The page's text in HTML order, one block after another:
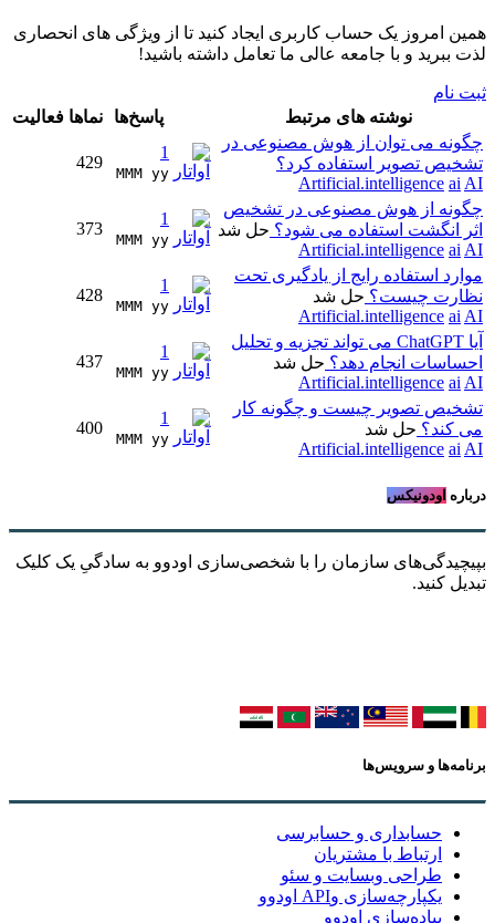
همین امروز یک حساب کاربری ایجاد کنید تا از ویژگی های انحصاری
لذت ببرید و با جامعه عالی ما تعامل داشته باشید!
ثبت نام
نوشته های مرتبط
پاسخ‌ها نماها فعالیت
چگونه می توان از هوش مصنوعی در
تشخیص تصویر استفاده کرد؟
Artificial.intelligence ai AI
1
MMM yy
429
چگونه از هوش مصنوعی در تشخیص
اثر انگشت استفاده می شود؟ حل شد
Artificial.intelligence ai AI
1
MMM yy
373
موارد استفاده رایج از یادگیری تحت
نظارت چیست؟ حل شد
Artificial.intelligence ai AI
1
MMM yy
428
آیا ChatGPT می تواند تجزیه و تحلیل
احساسات انجام دهد؟ حل شد
Artificial.intelligence ai AI
1
MMM yy
437
تشخیص تصویر چیست و چگونه کار
می کند؟ حل شد
Artificial.intelligence ai AI
1
MMM yy
400
درباره اودونیکس
بپیچیدگی‌های سازمان را با شخصی‌سازی اودوو به سادگیِ یک کلیک
تبدیل کنید.
برنامه‌ها و سرویس‌ها
حسابداری و حسابرسی
ارتباط با مشتریان
طراحی وبسایت و سئو
یکپارچه‌سازی وAPI اودوو
پیاده‌سازی اودوو